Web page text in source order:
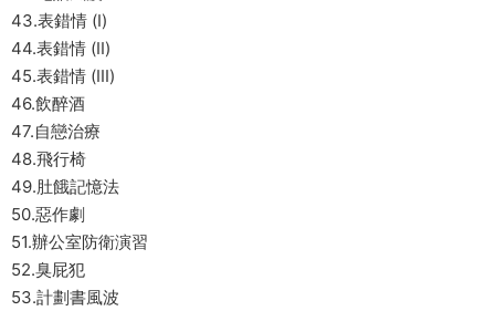
43.表錯情 (I)
44.表錯情 (II)
45.表錯情 (III)
46.飲醉酒
47.自戀治療
48.飛行椅
49.肚餓記憶法
50.惡作劇
51.辦公室防衛演習
52.臭屁犯
53.計劃書風波